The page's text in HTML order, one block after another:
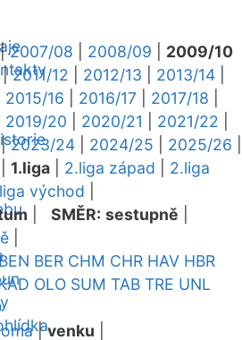
2007/08 2008/09
2009/10
2011/12 2012/13 2013/14
2015/16 2016/17 2017/18
2019/20 2020/21 2021/22
2023/24 2024/25 2025/26
1.liga 2.liga západ
2.liga
východ
SMĚR: sestupně
BER CHM CHR HAV HBR
OLO SUM TAB TRE UNL
|venku